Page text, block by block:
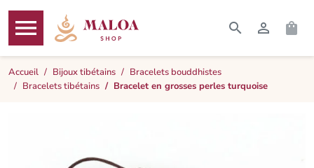

MENU
  
Accueil Bijoux tibétains
Bracelets bouddhistes
Bracelets tibétains
Bracelet en grosses perles turquoise